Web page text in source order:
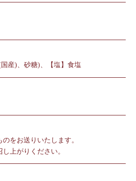
産)、砂糖)、【塩】食塩
をお送りいたします。
上がりください。